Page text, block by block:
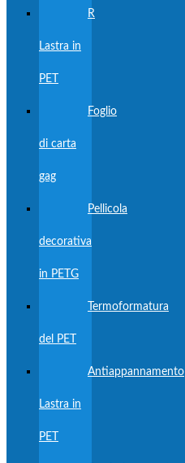
R
Lastra in
PET
Foglio
di carta
gag
Pellicola
decorativa
in PETG
Termoformatura
del PET
Antiappannamento
Lastra in
PET